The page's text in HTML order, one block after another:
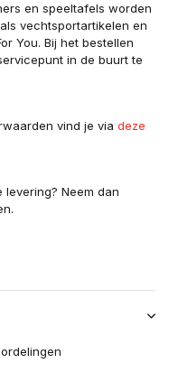
en speeltafels worden
vechtsportartikelen en
You. Bij het bestellen
in de buurt te
vind je via deze
Neem dan